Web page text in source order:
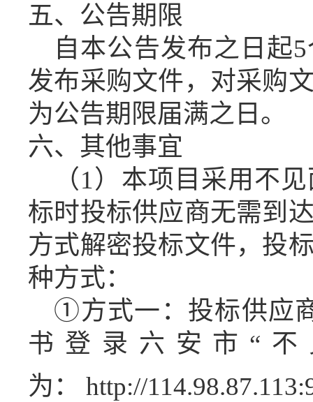
五、公告期限
自本公告发布之日起
发布采购文件，对采购
为公告期限届满之日。
六、其他事宜
（1） 本项目采用不
标时投标供应商无需到
方式解密投标文件，投
种方式：
①方式一：投标供应
书登录六安市“
为：
http://114.98.87.113